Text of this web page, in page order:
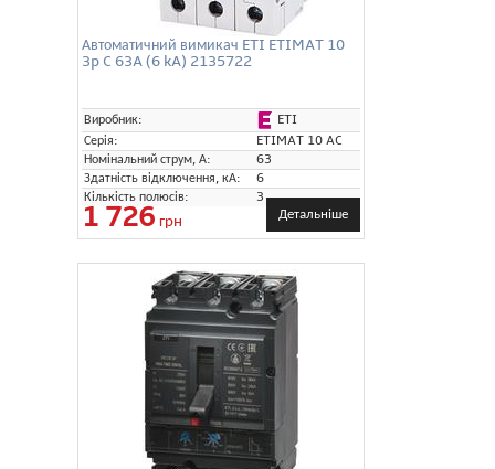
Автоматичний вимикач ETI ETIMAT 10
3p C 63A (6 kA) 2135722
Виробник:
ETI
Серія:
ETIMAT 10 AC
Номінальний струм, А:
63
Здатність відключення, кА:
6
Кількість полюсів:
3
1 726 грн Детальніше